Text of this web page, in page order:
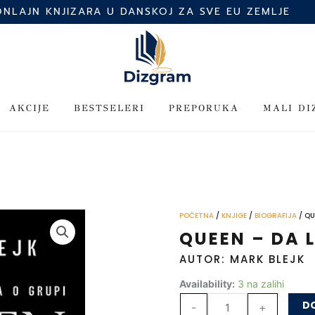
KNJIZARA U DANSKOJ ZA SVE EU ZEMLJE
AKCIJE BESTSELERI PREPORUKA MALI
POČETNA /KNJIGE /BIOGRAFIJA /
QUEEN – DA
AUTOR: MARK BLEJK
Availability: 3 na zalihi
-
Queen
+